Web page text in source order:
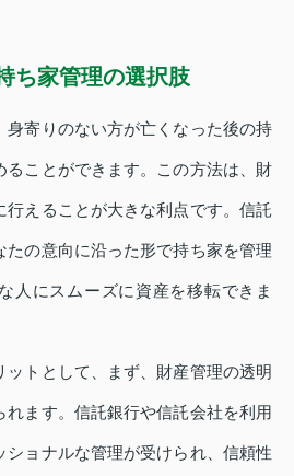
ち家管理の選択肢
身寄りのない方が亡くなった後の持
ることができます。この方法は、財
行えることが大きな利点です。信託
たの意向に沿った形で持ち家を管理
人にスムーズに資産を移転できま
トとして、まず、財産管理の透明
れます。信託銀行や信託会社を利用
ショナルな管理が受けられ、信頼性